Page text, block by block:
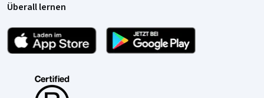
Überall lernen